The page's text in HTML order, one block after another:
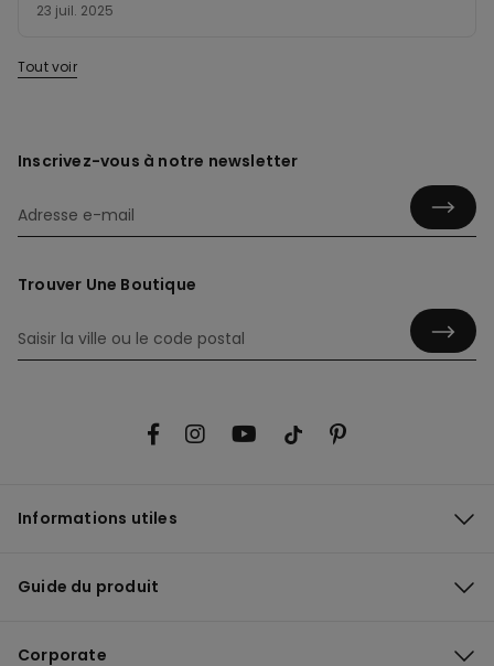
23 juil. 2025
Tout voir
Inscrivez-vous à notre newsletter
Trouver Une Boutique
Informations utiles
Guide du produit
Corporate